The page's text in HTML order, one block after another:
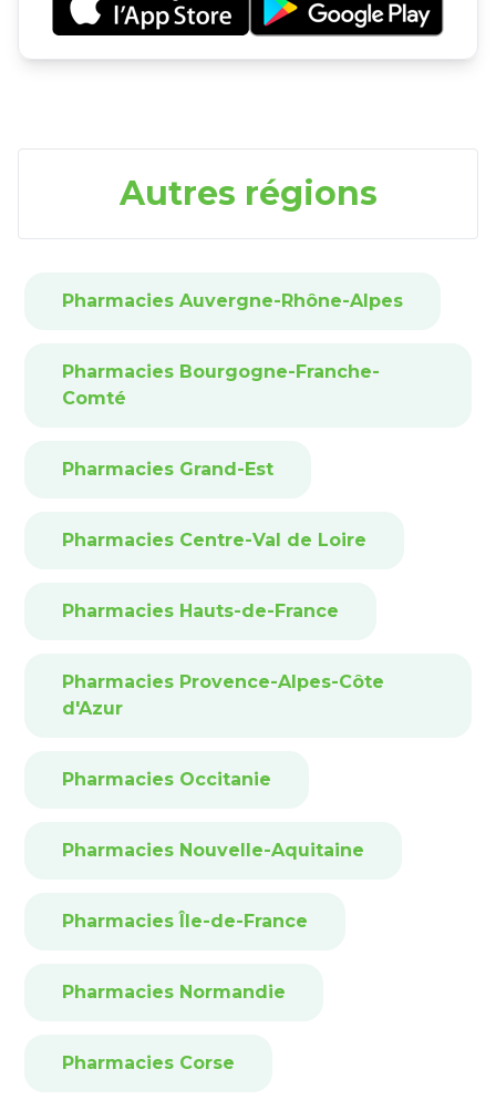
Autres régions
Pharmacies Auvergne-Rhône-Alpes
Pharmacies Bourgogne-Franche-
Comté
Pharmacies Grand-Est
Pharmacies Centre-Val de Loire
Pharmacies Hauts-de-France
Pharmacies Provence-Alpes-Côte
d'Azur
Pharmacies Occitanie
Pharmacies Nouvelle-Aquitaine
Pharmacies Île-de-France
Pharmacies Normandie
Pharmacies Corse